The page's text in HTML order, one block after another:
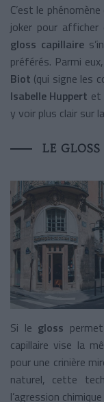
C’est le
joker pour afficher
gloss capillaire
préférés. Parmi
Biot (qui signe les
Isabelle Huppert et
y voir plus clair sur
LE
Si le gloss
capillaire vise la
pour une crinière
naturel, cette
l’agression